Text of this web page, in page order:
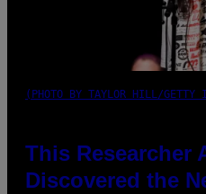
(PHOTO BY TAYLOR HILL/GETTY
This Researcher
Discovered the